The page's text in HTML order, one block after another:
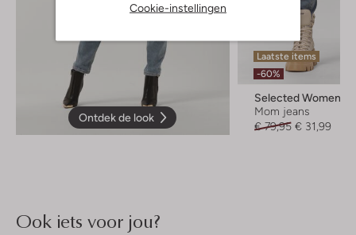
Cookie-instellingen
Ontdek de look
Laatste items
-60%
Selected Women
Mom jeans
€ 79,95 € 31,99
Ook iets voor jou?